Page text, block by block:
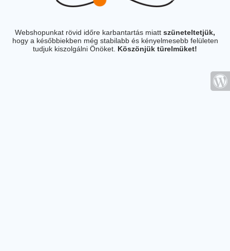
Webshopunkat rövid időre karbantartás miatt szüneteltetjük,
hogy a későbbiekben még stabilabb és kényelmesebb felületen
tudjuk kiszolgálni Önöket. Köszönjük türelmüket!